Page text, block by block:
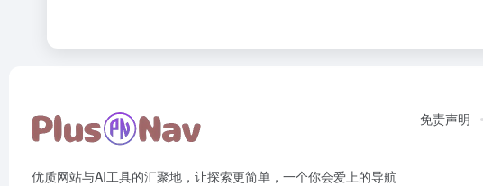
优质网站与AI工具的汇聚地，让探索更简单，一个你会爱上的导航
免责声明